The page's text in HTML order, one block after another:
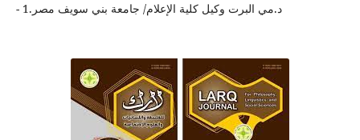
- 1.د.مي البرت وكيل كلية الإعلام/ جامعة بني سويف مصر